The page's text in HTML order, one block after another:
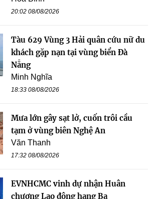
20:02 08/08/2026
Tàu 629 Vùng 3 Hải quân cứu nữ du
khách gặp nạn tại vùng biển Đà
Nẵng
Minh Nghĩa
18:33 08/08/2026
Mưa lớn gây sạt lở, cuốn trôi cầu
tạm ở vùng biên Nghệ An
Văn Thanh
17:32 08/08/2026
EVNHCMC vinh dự nhận Huân
chương Lao động hạng Ba